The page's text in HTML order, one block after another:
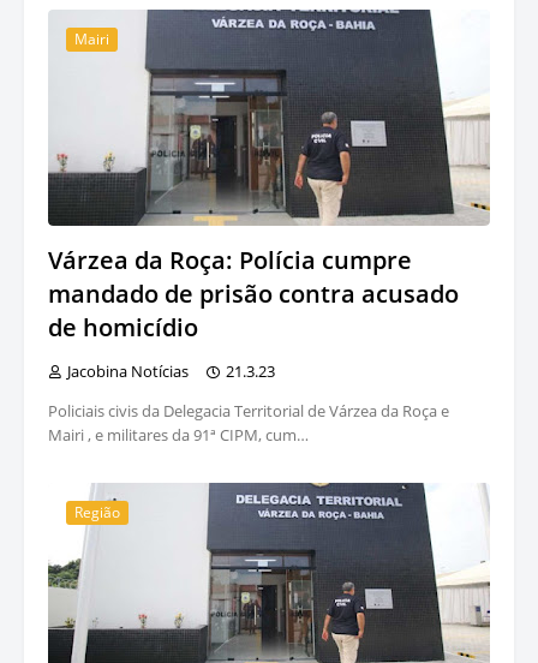
Mairi
Várzea da Roça: Polícia cumpre
mandado de prisão contra acusado
de homicídio
Jacobina Notícias
21.3.23
Policiais civis da Delegacia Territorial de Várzea da Roça e
Mairi , e militares da 91ª CIPM, cum…
Região